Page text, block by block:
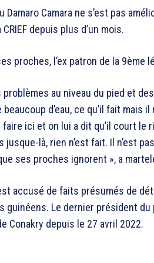
Damaro Camara ne s’est pas
depuis plus d’un mois.
proches, l’ex patron de la 9ème
au niveau du pied et
d’eau, ce qu’il fait mais
faire ici et on lui a dit qu’il court le
là, rien n’est fait. Il n’est
ses proches ignorent », a
accusé de faits présumés de
guinéens. Le dernier président
Conakry depuis le 27 avril 2022.